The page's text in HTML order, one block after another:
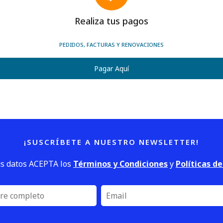
Realiza tus pagos
PEDIDOS, FACTURAS Y RENOVACIONES
Pagar Aquí
¡SUSCRÍBETE A NUESTRO NEWSLETTER!
datos ACEPTA los Términos y Condicionesy Políticas